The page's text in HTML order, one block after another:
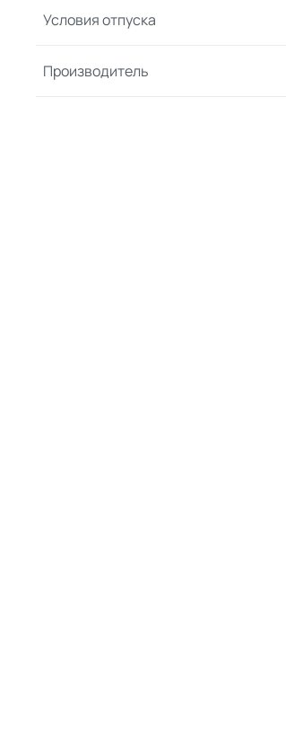
Условия отпуска
Производитель